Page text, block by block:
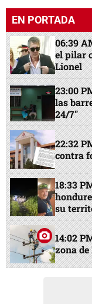
EN PORTADA
06:39
el pilar
Lionel
23:00
las
24/7"
22:32
contra
18:33
su
14:02
zona